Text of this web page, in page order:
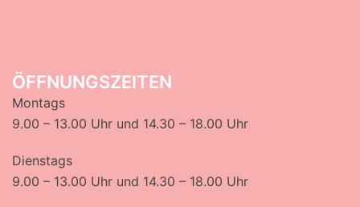
ÖFFNUNGSZEITEN
Montags
9.00 – 13.00 Uhr und 14.30 – 18.00 Uhr
Dienstags
9.00 – 13.00 Uhr und 14.30 – 18.00 Uhr